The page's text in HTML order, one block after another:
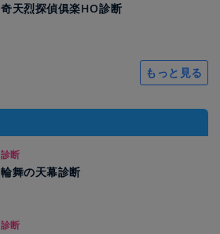
奇天烈探偵俱楽HO診断
もっと見る
診断
輪舞の天幕診断
診断